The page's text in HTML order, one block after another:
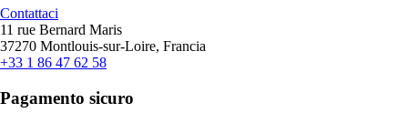
Contattaci
11 rue Bernard Maris
37270 Montlouis-sur-Loire, Francia
+33 1 86 47 62 58
Pagamento sicuro